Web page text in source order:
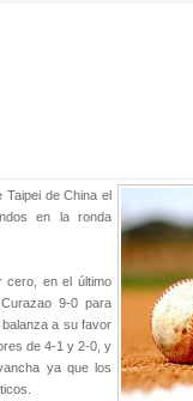
Taipei de China el
en la ronda
cero, en el último
9-0 para
a su favor
de 4-1 y 2-0, y
ya que los